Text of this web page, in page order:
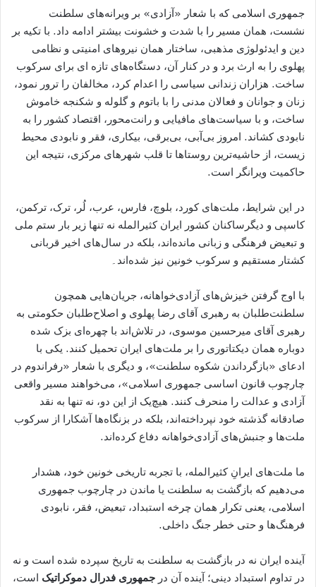
جمهوری اسلامی که با شعار «آزادی» بر ویرانه‌های سلطنت
نشست، همان مسیر را با شدت و خشونت بیشتر ادامه داد. با تکیه بر
دین و ایدئولوژی مذهبی، ساختار همان نیروهای امنیتی و نظامی
پهلوی را به ارث برد و در کنار آن، دستگاه‌های تازه ‌ای برای سرکوب
ساخت. هزاران زندانی سیاسی را اعدام کرد، مخالفان را ترور نمود،
زنان و جوانان و فعالان مدنی را با باتوم و گلوله و شکنجه خاموش
ساخت، و با سیاست‌های مافیایی و رانت‌محور، اقتصاد کشور را به
نابودی کشاند. امروز بی‌آبی، بی‌برقی، بیکاری، فقر و نابودی محیط
زیست، از حاشیه‌ترین روستاها تا قلب شهرهای مرکزی، نتیجه این
حاکمیت ویرانگر است.
در این شرایط، ملت‌های کورد، بلوچ، فارس، عرب، لُر، ترک، ترکمن،
کاسپی و دیگرساکنان کشور ایران کثیرالمله نه تنها زیر بار ستم ملی
و تبعیض فرهنگی و زبانی مانده‌اند، بلکه در سال‌های اخیر قربانی
کشتار مستقیم و سرکوب خونین نیز شده‌اند۔
با اوج گرفتن خیزش‌های آزادی‌خواهانه، جریان‌هایی همچون
سلطنت‌طلبان به رهبری آقای رضا پهلوی و اصلاح‌طلبان حکومتی به
رهبری آقای میرحسین موسوی، در تلاش‌اند با چهره‌ای بزک ‌شده
دوباره همان دیکتاتوری را بر ملت‌های ایران تحمیل کنند. یکی با
ادعای «بازگرداندن شکوه سلطنت»، و دیگری با شعار «رفراندوم در
چارچوب قانون اساسی جمهوری اسلامی»، می‌خواهند مسیر واقعی
آزادی و عدالت را منحرف کنند. هیچ‌یک از این دو، نه تنها به نقد
صادقانه گذشته خود نپرداخته‌اند، بلکه در بزنگاه‌ها آشکارا از سرکوب
ملت‌ها و جنبش‌های آزادی‌خواهانه دفاع کرده‌اند.
ما ملت‌های ایرانِ کثیرالمله، با تجربه تاریخی خونین خود، هشدار
می‌دهیم که بازگشت به سلطنت یا ماندن در چارچوب جمهوری
اسلامی، یعنی تکرار همان چرخه استبداد، تبعیض، فقر، نابودی
فرهنگ‌ها و حتی خطر جنگ داخلی.
آینده ایران نه در بازگشت به سلطنت به تاریخ سپرده شده است و نه
در تداوم استبداد دینی؛ آینده آن در جمهوری فدرال دموکراتیک است،